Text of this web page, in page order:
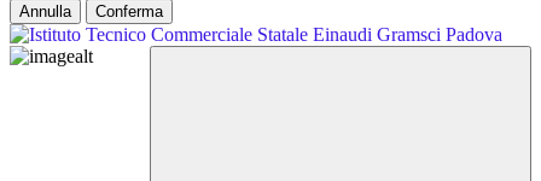
Annulla Conferma